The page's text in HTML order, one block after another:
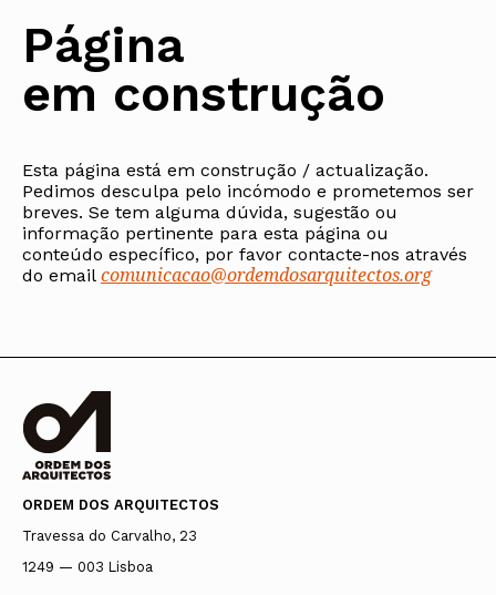
Conselho Diretivo Nacional
Conselho de Disciplina
Nacional
Conselho Fiscal
Conselho de Supervisão
CAU
COB
CPA
CSAC
Arquitectos
Boletim
Arquitectos
IARP
Jornal Arquitectos
Habitar Portugal
Glossário de
Arquitectura de
Autor
Internacional
Responsabilidade Civil
Apoio à prática
Legislação
SILUC
Apoio jurídico
Minutas
Documentos Normativos
Normas
Bolsa de Emprego
Emprego, Estágios e
Procedimentos concursais
Termos e Condições
Algarve
Madeira
Açores
Notícias
Centro
Lisboa e Vale do Tejo
Alentejo
Algarve
Madeira
Página
em construção
Esta página está em construção / actualização.
Pedimos desculpa pelo incómodo e prometemos ser
breves. Se tem alguma dúvida, sugestão ou
informação pertinente para esta página ou
conteúdo específico, por favor contacte-nos através
do email comunicacao@ordemdosarquitectos.org
ORDEM DOS ARQUITECTOS
Travessa do Carvalho, 23
1249 — 003 Lisboa